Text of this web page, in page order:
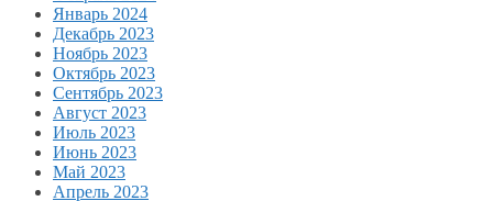
Январь 2024
Декабрь 2023
Ноябрь 2023
Октябрь 2023
Сентябрь 2023
Август 2023
Июль 2023
Июнь 2023
Май 2023
Апрель 2023